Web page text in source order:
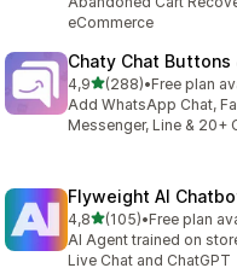
eCommerce
Chaty Chat Buttons
4,95 yıldız üzerinden
(288)
toplam 288•Free plan
Add WhatsApp Chat,
Messenger, Line & 20+
Flyweight AI
4,85 yıldız üzerinden
(105)
toplam 105•Free plan
AI Agent trained on
Live Chat and ChatGPT